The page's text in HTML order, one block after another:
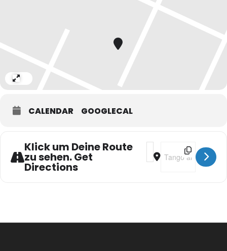
CALENDAR GOOGLECAL
Klick um Deine Route
zu sehen. Get
Directions
Address - Milonga del
Destination